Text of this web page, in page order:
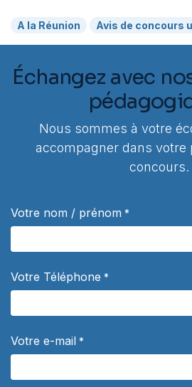
A la Réunion Avis de concours
Échangez avec
Nous sommes à votre
accompagner dans votre
concours.
Votre nom / prénom *
Votre Téléphone *
Votre e-mail *